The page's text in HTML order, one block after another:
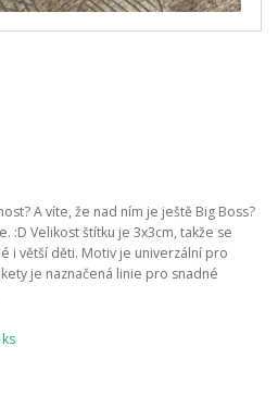
A víte, že nad ním je ještě Big Boss?
:D Velikost štítku je 3x3cm, takže se
i větší děti. Motiv je univerzální pro
je naznačená linie pro snadné